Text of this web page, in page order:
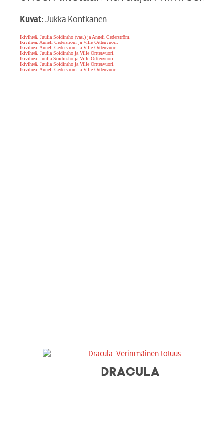
Kuvat: Jukka Kontkanen
Ikivihreä. Juulia Soidinaho (vas.) ja Anneli Cederström.
Ikivihreä. Anneli Cederström ja Ville Orttenvuori.
Ikivihreä. Anneli Cederström ja Ville Orttenvuori.
Ikivihreä. Juulia Soidinaho ja Ville Orttenvuori.
Ikivihreä. Juulia Soidinaho ja Ville Orttenvuori.
Ikivihreä. Juulia Soidinaho ja Ville Orttenvuori.
Ikivihreä. Anneli Cederström ja Ville Orttenvuori.
DRACULA